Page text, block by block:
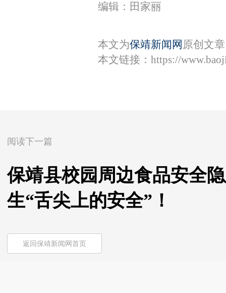
编辑：田家丽
本文为保靖新闻网 原创文
本文链接： https://
阅读下一篇
保靖县校园周边食品安全
生“舌尖上的安全”！
返回保靖新闻网首页